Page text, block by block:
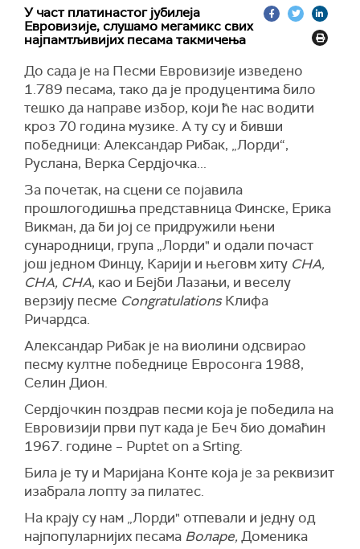
У част платинастог јубилеја
Евровизије, слушамо мегамикс свих
најпамтљивијих песама такмичења
До сада је на Песми Евровизије изведено
1.789 песама, тако да је продуцентима било
тешко да направе избор, који ће нас водити
кроз 70 година музике. А ту су и бивши
победници: Александар Рибак, „Лорди“,
Руслана, Верка Сердјочка...
За почетак, на сцени се појавила
прошлогодишња представница Финске, Ерика
Викман, да би јој се придружили њени
сународници, група „Лорди" и одали почаст
још једном Финцу, Карији и његовм хиту CHA,
CHA, CHA, као и Бејби Лазањи, и веселу
верзију песме CongratulationsКлифа
Ричардса.
Александар Рибак је на виолини одсвирао
песму култне победнице Евросонга 1988,
Селин Дион.
Сердjочкин поздрав песми која је победила на
Евровизији први пут када је Беч био домаћин
1967. године – Puptet on a Srting.
Била је ту и Маријана Конте која је за реквизит
изабрала лопту за пилатес.
На крају су нам „Лорди" отпевали и једну од
најпопуларнијих песама Воларе, Доменика